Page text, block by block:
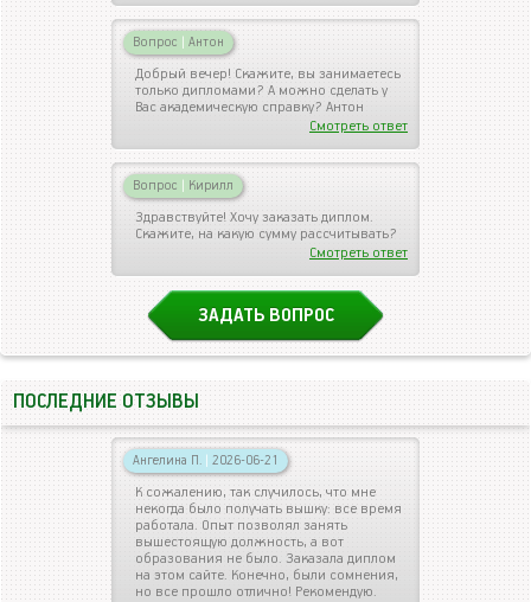
Вопрос | Антон
Добрый вечер! Скажите, вы занимаетесь
только дипломами? А можно сделать у
Вас академическую справку? Антон
Смотреть ответ
Вопрос | Кирилл
Здравствуйте! Хочу заказать диплом.
Скажите, на какую сумму рассчитывать?
Смотреть ответ
ЗАДАТЬ ВОПРОС
ПОСЛЕДНИЕ ОТЗЫВЫ
Ангелина П. | 2026-06-21
К сожалению, так случилось, что мне
некогда было получать вышку: все время
работала. Опыт позволял занять
вышестоящую должность, а вот
образования не было. Заказала диплом
на этом сайте. Конечно, были сомнения,
но все прошло отлично! Рекомендую.